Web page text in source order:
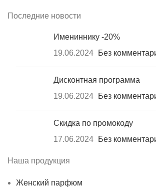
Последние новости
Имениннику -20%
19.06.2024
Без
Дисконтная программа
19.06.2024
Без
Скидка по промокоду
17.06.2024
Без
Наша продукция
Женский парфюм